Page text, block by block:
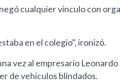
cualquier vínculo con
en el colegio", ironizó.
vez al empresario
de vehículos blindados.